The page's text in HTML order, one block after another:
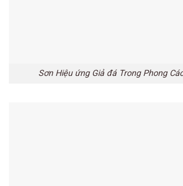
Sơn Hiệu ứng Giả đá Trong Phong